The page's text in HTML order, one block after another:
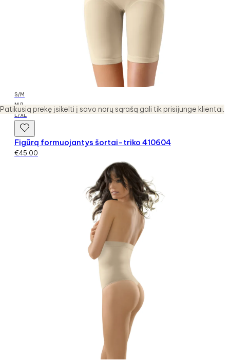
Patikusią prekę įsikelti į savo norų sąrašą gali tik prisijunge klientai.
S/M
M/L
L/XL
Figūrą formuojantys šortai-triko 410604
€45.00